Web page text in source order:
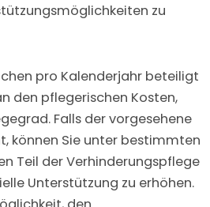
zu
pro Kalenderjahr beteiligt
den pflegerischen Kosten,
Falls der vorgesehene
können Sie unter bestimmten
Teil der Verhinderungspflege
Unterstützung zu erhöhen.